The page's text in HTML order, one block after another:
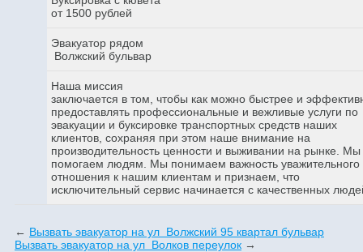
от 1500 рублей
Эвакуатор рядом
Волжский бульвар
Наша миссия
заключается в том, чтобы как можно быстрее и
предоставлять профессиональные и вежливые услуги по
эвакуации и буксировке транспортных средств наших
клиентов, сохраняя при этом наше внимание на
производительность ценности и выживании на рынке. Мы
помогаем людям. Мы понимаем важность уважительного
отношения к нашим клиентам и признаем, что
исключительный сервис начинается с качественных
← Вызвать эвакуатор на ул Волжский 95 квартал бульвар
Вызвать эвакуатор на ул Волков переулок →